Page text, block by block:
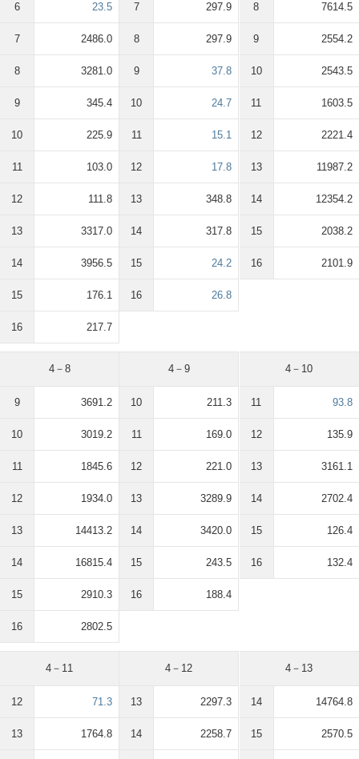
6 23.5
7 2486.0
8 3281.0
9 345.4
10 225.9
11 103.0
12 111.8
13 3317.0
14 3956.5
15 176.1
16 217.7
7 297.9
8 297.9
9 37.8
10 24.7
11 15.1
12 17.8
13 348.8
14 317.8
15 24.2
16 26.8
8 7614.5
9 2554.2
10 2543.5
11 1603.5
12 2221.4
13 11987.2
14 12354.2
15 2038.2
16 2101.9
4－8
9 3691.2
10 3019.2
11 1845.6
12 1934.0
13 14413.2
14 16815.4
15 2910.3
16 2802.5
4－9
10 211.3
11 169.0
12 221.0
13 3289.9
14 3420.0
15 243.5
16 188.4
4－10
11 93.8
12 135.9
13 3161.1
14 2702.4
15 126.4
16 132.4
4－11
12 71.3
13 1764.8
4－12
13 2297.3
14 2258.7
4－13
14 14764.8
15 2570.5